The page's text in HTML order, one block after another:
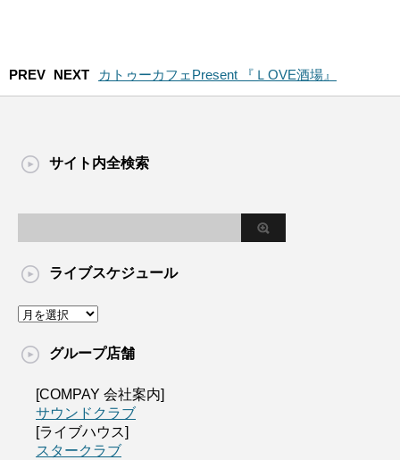
PREV NEXT カトゥーカフェPresent 『ＬOVE酒場』
サイト内全検索
ライブスケジュール
グループ店舗
[COMPAY 会社案内]
サウンドクラブ
[ライブハウス]
スタークラブ